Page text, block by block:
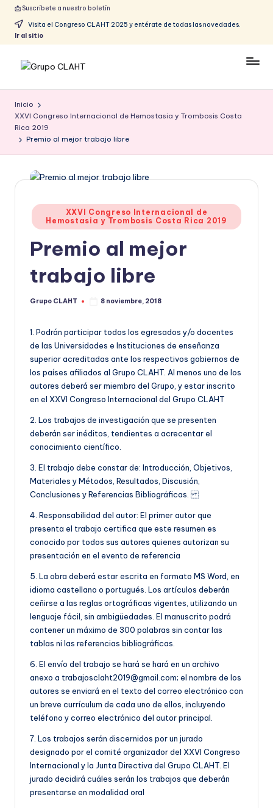
📩 Suscríbete a nuestro boletín
Visita el Congreso CLAHT 2025 y entérate de todas las novedades.
Ir al sitio
Inicio
XXVI Congreso Internacional de Hemostasia y Trombosis Costa
Rica 2019
Premio al mejor trabajo libre
XXVI Congreso Internacional de
Hemostasia y Trombosis Costa Rica 2019
Premio al mejor
trabajo libre
Grupo CLAHT 8 noviembre, 2018
1. Podrán participar todos los egresados y/o docentes
de las Universidades e Instituciones de enseñanza
superior acreditadas ante los respectivos gobiernos de
los países afiliados al Grupo CLAHT. Al menos uno de los
autores deberá ser miembro del Grupo, y estar inscrito
en el XXVI Congreso Internacional del Grupo CLAHT
2. Los trabajos de investigación que se presenten
deberán ser inéditos, tendientes a acrecentar el
conocimiento científico.
3. El trabajo debe constar de: Introducción, Objetivos,
Materiales y Métodos, Resultados, Discusión,
Conclusiones y Referencias Bibliográficas.
4. Responsabilidad del autor: El primer autor que
presenta el trabajo certifica que este resumen es
conocido por todos sus autores quienes autorizan su
presentación en el evento de referencia
5. La obra deberá estar escrita en formato MS Word, en
idioma castellano o portugués. Los artículos deberán
ceñirse a las reglas ortográficas vigentes, utilizando un
lenguaje fácil, sin ambigüedades. El manuscrito podrá
contener un máximo de 300 palabras sin contar las
tablas ni las referencias bibliográficas.
6. El envío del trabajo se hará se hará en un archivo
anexo a trabajosclaht2019@gmail.com; el nombre de los
autores se enviará en el texto del correo electrónico con
un breve currículum de cada uno de ellos, incluyendo
teléfono y correo electrónico del autor principal.
7. Los trabajos serán discernidos por un jurado
designado por el comité organizador del XXVI Congreso
Internacional y la Junta Directiva del Grupo CLAHT. El
jurado decidirá cuáles serán los trabajos que deberán
presentarse en modalidad oral